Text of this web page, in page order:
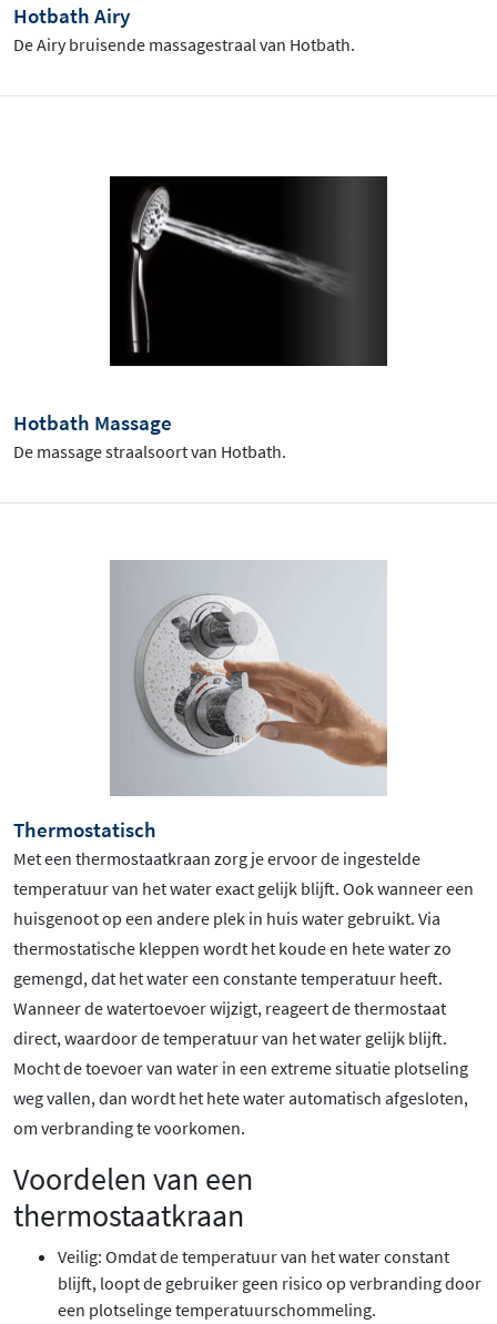
Hotbath Airy
De Airy bruisende massagestraal van Hotbath.
Hotbath Massage
De massage straalsoort van Hotbath.
Thermostatisch
Met een thermostaatkraan zorg je ervoor de ingestelde
temperatuur van het water exact gelijk blijft. Ook wanneer een
huisgenoot op een andere plek in huis water gebruikt. Via
thermostatische kleppen wordt het koude en hete water zo
gemengd, dat het water een constante temperatuur heeft.
Wanneer de watertoevoer wijzigt, reageert de thermostaat
direct, waardoor de temperatuur van het water gelijk blijft.
Mocht de toevoer van water in een extreme situatie plotseling
weg vallen, dan wordt het hete water automatisch afgesloten,
om verbranding te voorkomen.
Voordelen van een
thermostaatkraan
Veilig: Omdat de temperatuur van het water constant
blijft, loopt de gebruiker geen risico op verbranding door
een plotselinge temperatuurschommeling.